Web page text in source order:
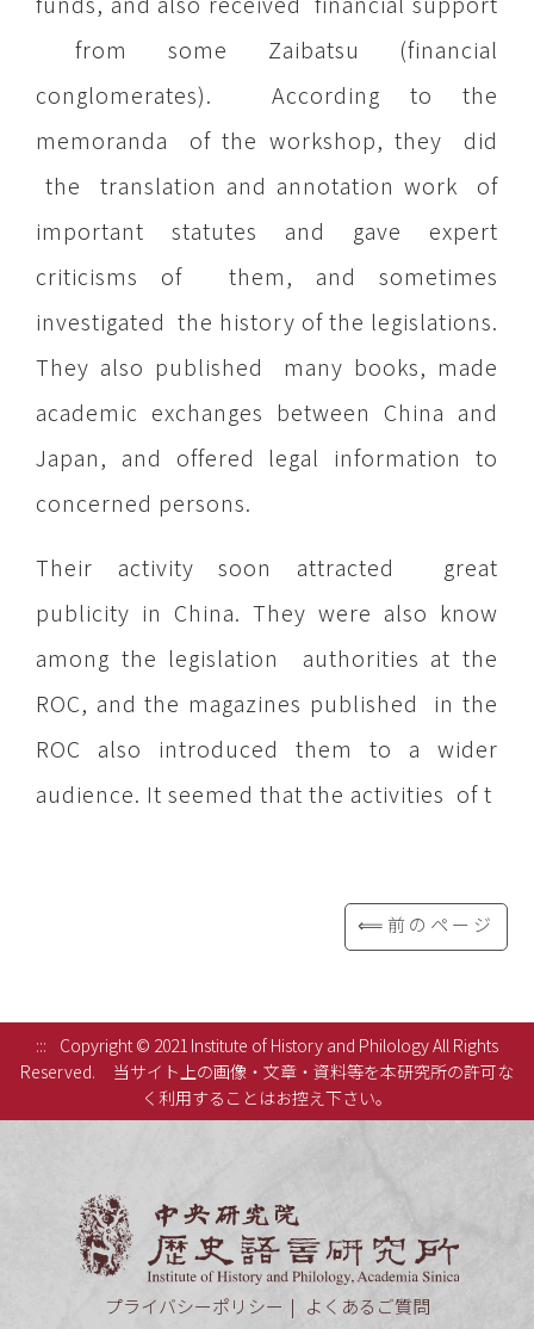
from some Zaibatsu (financial
conglomerates). According to the
memoranda of the workshop, they did
the translation and annotation work of
important statutes and gave expert
criticisms of them, and sometimes
investigated the history of the legislations.
They also published many books, made
academic exchanges between China and
Japan, and offered legal information to
concerned persons.
Their activity soon attracted great
publicity in China. They were also know
among the legislation authorities at the
ROC, and the magazines published in the
ROC also introduced them to a wider
audience. It seemed that the activities of t
⟸前のページ
:::
Copyright © 2021 Institute of History and Philology All Rights
Reserved.
当サイト上の画像・文章・資料等を本研究所の許可な
く利用することはお控え下さい。
プライバシーポリシー よくあるご質問